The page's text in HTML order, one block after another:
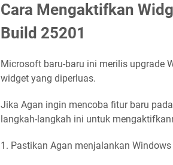
Cara Mengaktifkan
Build 25201
Microsoft baru-baru ini merilis upgrade
widget yang diperluas.
Jika Agan ingin mencoba fitur baru
langkah-langkah ini untuk
1. Pastikan Agan menjalankan